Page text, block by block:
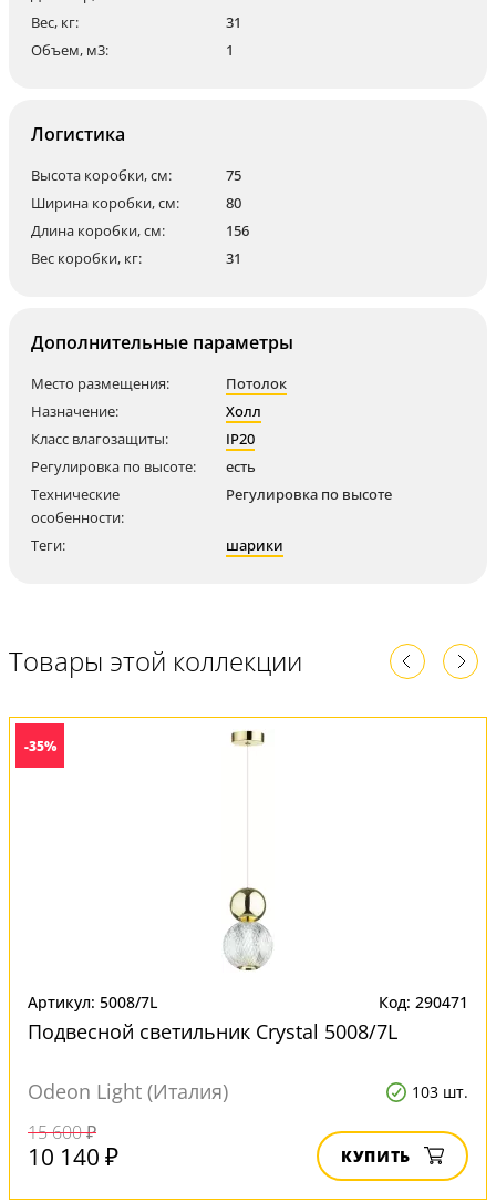
Вес, кг:
31
Объем, м3:
1
Логистика
Высота коробки, см:
75
Ширина коробки, см:
80
Длина коробки, см:
156
Вес коробки, кг:
31
Дополнительные параметры
Место размещения:
Потолок
Назначение:
Холл
Класс влагозащиты:
IP20
Регулировка по высоте:
есть
Технические
особенности:
Регулировка по высоте
Теги: шарики
Товары этой коллекции
-35%
Артикул: 5008/7L Код: 290471
Подвесной светильник Crystal 5008/7L
Odeon Light (Италия) 103 шт.
15 600 ₽
10 140 ₽ КУПИТЬ